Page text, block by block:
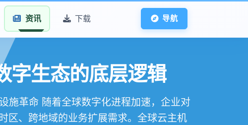
资讯 下载 导航
字生态的底层逻辑
施革命 随着全球数字化进程加速，企业对
区、跨地域的业务扩展需求。全球云主机